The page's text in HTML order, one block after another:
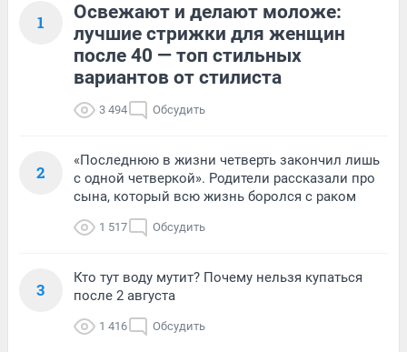
1
Освежают и делают моложе:
лучшие стрижки для женщин
после 40 — топ стильных
вариантов от стилиста
3 494 Обсудить
2
«Последнюю в жизни четверть закончил лишь
с одной четверкой». Родители рассказали про
сына, который всю жизнь боролся с раком
1 517 Обсудить
3
Кто тут воду мутит? Почему нельзя купаться
после 2 августа
1 416 Обсудить